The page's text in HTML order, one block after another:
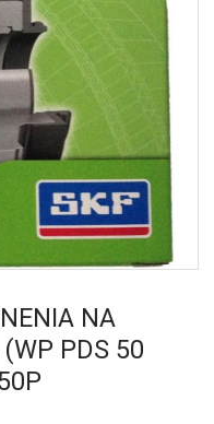
NA
PDS 50